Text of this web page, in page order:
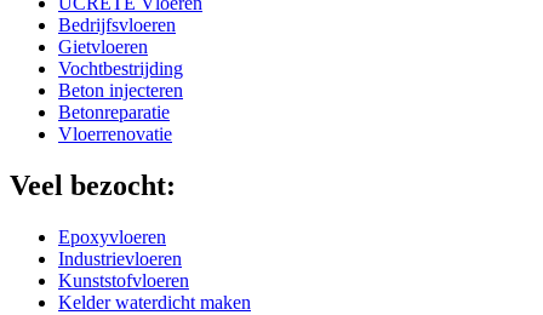
Bedrijfsvloeren
Gietvloeren
Vochtbestrijding
Beton injecteren
Betonreparatie
Vloerrenovatie
Veel bezocht:
Epoxyvloeren
Industrievloeren
Kunststofvloeren
Kelder waterdicht maken